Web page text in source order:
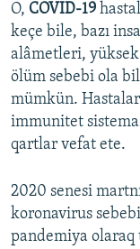
O, COVID-19
keçe bile, bazı
alâmetleri, yüksek
ölüm sebebi ola
mümkün.
immunitet
qartlar vefat ete.
2020 senesi
koronavirus
pandemiya olaraq